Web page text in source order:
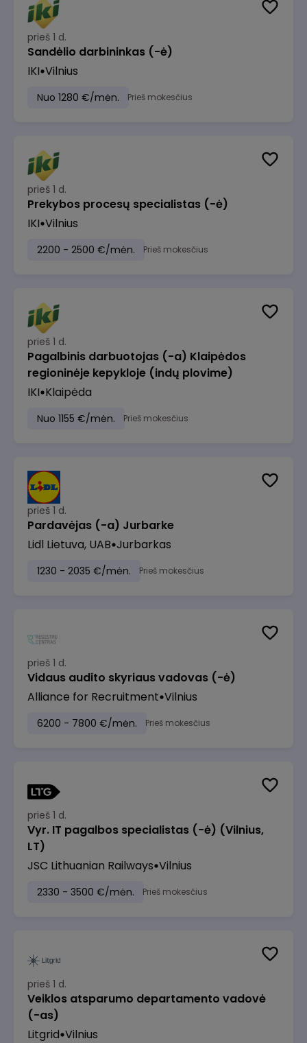
prieš 1 d.
Sandėlio darbininkas (-ė)
IKI Vilnius
Nuo 1280 €/mėn. Prieš mokesčius
prieš 1 d.
Prekybos procesų specialistas (-ė)
IKI Vilnius
2200 - 2500 €/mėn. Prieš mokesčius
prieš 1 d.
Pagalbinis darbuotojas (-a) Klaipėdos
regioninėje kepykloje (indų plovime)
IKI Klaipėda
Nuo 1155 €/mėn. Prieš mokesčius
prieš 1 d.
Pardavėjas (-a) Jurbarke
Lidl Lietuva, UAB Jurbarkas
1230 - 2035 €/mėn. Prieš mokesčius
prieš 1 d.
Vidaus audito skyriaus vadovas (-ė)
Alliance for Recruitment Vilnius
6200 - 7800 €/mėn. Prieš mokesčius
prieš 1 d.
Vyr. IT pagalbos specialistas (-ė) (Vilnius,
LT)
JSC Lithuanian Railways Vilnius
2330 - 3500 €/mėn. Prieš mokesčius
prieš 1 d.
Veiklos atsparumo departamento vadovė
(-as)
Litgrid Vilnius